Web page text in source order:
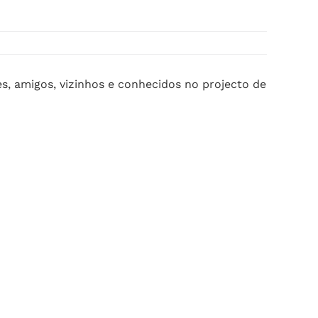
amigos, vizinhos e conhecidos no projecto de